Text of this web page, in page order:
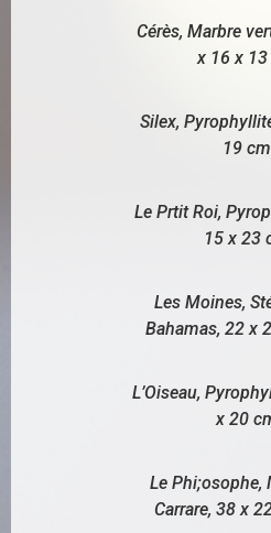
Cérès, Marbre
x 16 x
Silex,
19 cm
Le Prtit Roi,
15 x 23
Les Moines,
Bahamas, 22 x
L’Oiseau,
x 20
Le Phi;osophe,
Carrare, 38 x